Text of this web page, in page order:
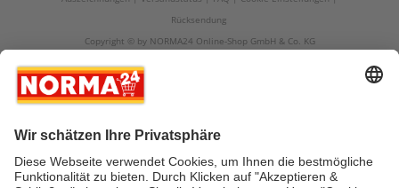
Rücksendung
Copyright © by NORMA24 Online-Shop GmbH & Co. KG